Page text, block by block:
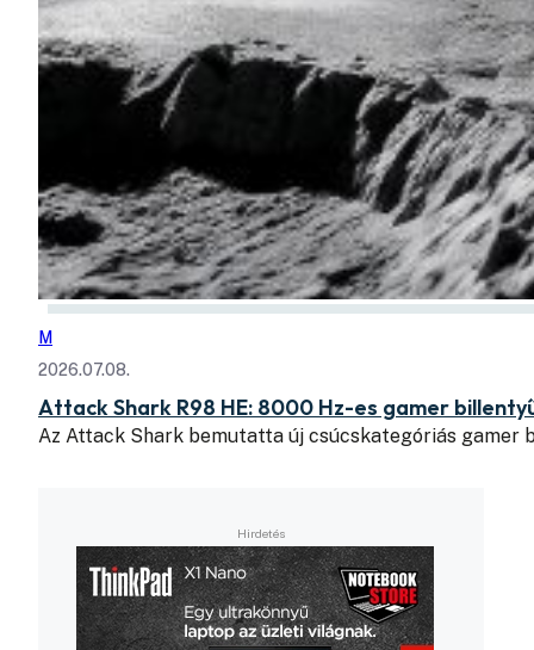
M
2026.07.08.
Attack Shark R98 HE: 8000 Hz-es gamer
Az Attack Shark bemutatta új csúcskategóriás gamer